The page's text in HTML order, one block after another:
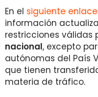
En el siguiente enlace
información
restricciones válidas
nacional, excepto
autónomas del País
que tienen
materia de tráfico.